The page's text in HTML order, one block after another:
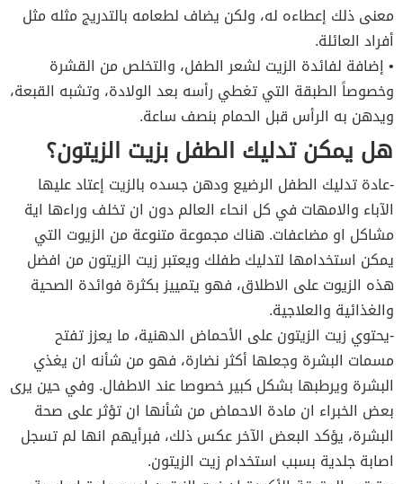
معنى ذلك إعطاءه له، ولكن يضاف لطعامه بالتدريج مثله مثل
أفراد العائلة.
• إضافة لفائدة الزيت لشعر الطفل، والتخلص من القشرة
وخصوصاً الطبقة التي تغطي رأسه بعد الولادة، وتشبه القبعة،
ويدهن به الرأس قبل الحمام بنصف ساعة.
هل يمكن تدليك الطفل بزيت الزيتون؟
-عادة تدليك الطفل الرضيع ودهن جسده بالزيت إعتاد عليها
الآباء والامهات في كل انحاء العالم دون ان تخلف وراءها اية
مشاكل او مضاعفات. هناك مجموعة متنوعة من الزيوت التي
يمكن استخدامها لتدليك طفلك ويعتبر زيت الزيتون من افضل
هذه الزيوت على الاطلاق، فهو يتمييز بكثرة فوائدة الصحية
والغذائية والعلاجية.
-يحتوي زيت الزيتون على الأحماض الدهنية، ما يعزز تفتح
مسمات البشرة وجعلها أكثر نضارة، فهو من شأنه ان يغذي
البشرة ويرطبها بشكل كبير خصوصا عند الاطفال. وفي حين يرى
بعض الخبراء ان مادة الاحماض من شأنها ان تؤثر على صحة
البشرة، يؤكد البعض الآخر عكس ذلك، فبرأيهم انها لم تسجل
اصابة جلدية بسبب استخدام زيت الزيتون.